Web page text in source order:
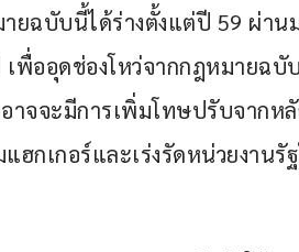
ายฉบับนี้ได้ร่างตั้งแต่ปี 59 ผ่า
พื่ออุดช่องโหว่จากกฎหมายฉบับ
อาจจะมีการเพิ่มโทษปรับจาก
ฮกเกอร์และเร่งรัดหน่วยงานรั